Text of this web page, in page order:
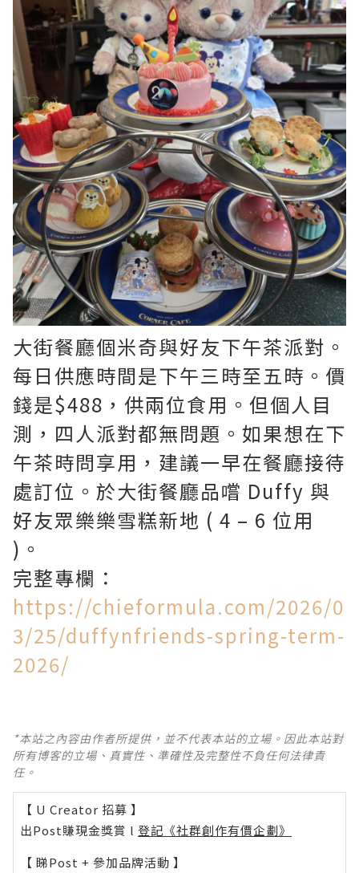
大街餐廳個米奇與好友下午茶派對。
每日供應時間是下午三時至五時。價
錢是$488，供兩位食用。但個人目
測，四人派對都無問題。如果想在下
午茶時問享用，建議一早在餐廳接待
處訂位。於大街餐廳品嚐 Duffy 與
好友眾樂樂雪糕新地 ( 4 – 6 位用
)。
完整專欄：
https://chieformula.com/2026/0
3/25/duffynfriends-spring-term-
2026/
*本站之內容由作者所提供，並不代表本站的立場。因此本站對
所有博客的立場、真實性、準確性及完整性不負任何法律責
任。
【 U Creator 招募 】
出Post賺現金獎賞 l 登記《社群創作有價企劃》
【 睇Post + 參加品牌活動 】